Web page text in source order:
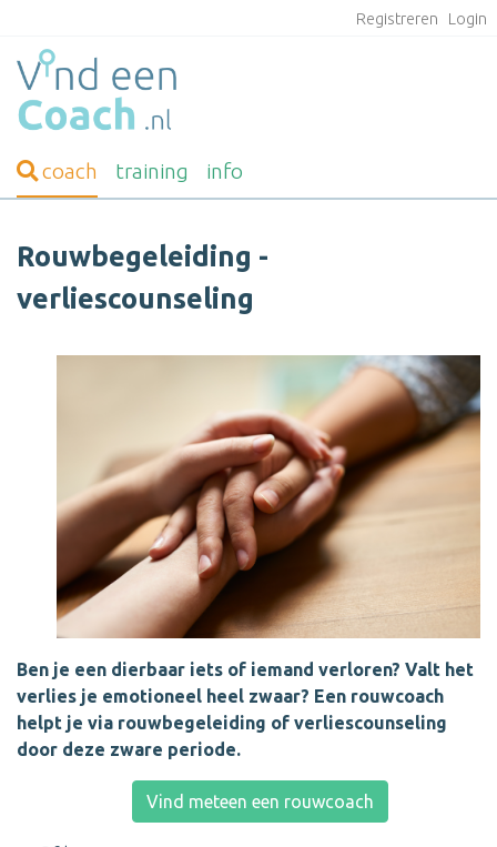
Registreren Login
coach training info
Rouwbegeleiding -
verliescounseling
Ben je een dierbaar iets of iemand verloren? Valt het
verlies je emotioneel heel zwaar? Een rouwcoach
helpt je via rouwbegeleiding of verliescounseling
door deze zware periode.
Vind meteen een rouwcoach